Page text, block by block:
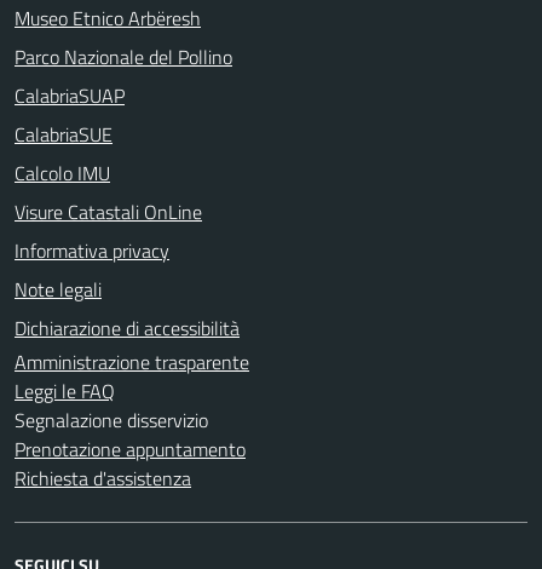
Museo Etnico Arbëresh
Parco Nazionale del Pollino
CalabriaSUAP
CalabriaSUE
Calcolo IMU
Visure Catastali OnLine
Informativa privacy
Note legali
Dichiarazione di accessibilità
Amministrazione trasparente
Leggi le FAQ
Segnalazione disservizio
Prenotazione appuntamento
Richiesta d'assistenza